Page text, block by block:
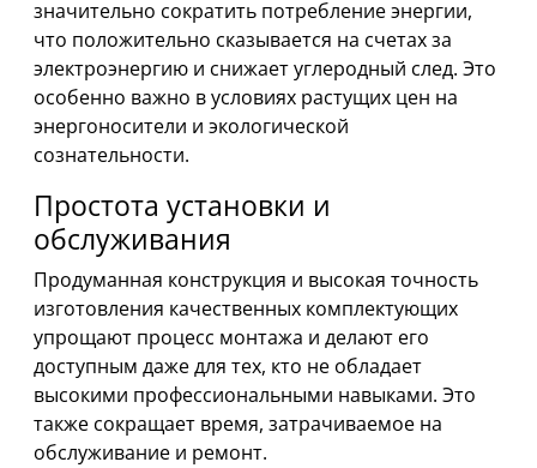
значительно сократить потребление энергии,
что положительно сказывается на счетах за
электроэнергию и снижает углеродный след. Это
особенно важно в условиях растущих цен на
энергоносители и экологической
сознательности.
Простота установки и
обслуживания
Продуманная конструкция и высокая точность
изготовления качественных комплектующих
упрощают процесс монтажа и делают его
доступным даже для тех, кто не обладает
высокими профессиональными навыками. Это
также сокращает время, затрачиваемое на
обслуживание и ремонт.